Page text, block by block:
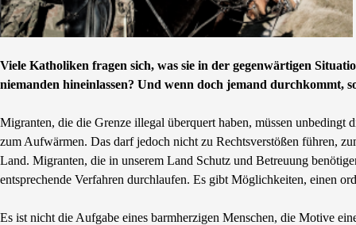
Viele Katholiken fragen sich, was sie in der gegenwärtigen
niemanden hineinlassen? Und wenn doch jemand durchkommt,
Migranten, die die Grenze illegal überquert haben, müssen
zum Aufwärmen. Das darf jedoch nicht zu Rechtsverstößen führen,
Land. Migranten, die in unserem Land Schutz und Betreuung
entsprechende Verfahren durchlaufen. Es gibt Möglichkeiten, einen
Es ist nicht die Aufgabe eines barmherzigen Menschen, die Motive